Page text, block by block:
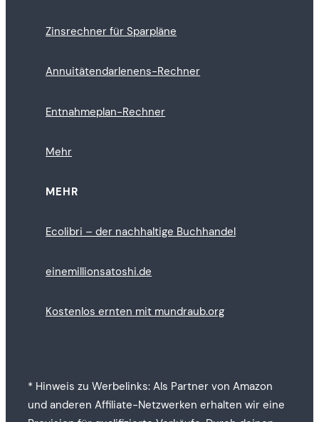
Zinsrechner für Sparpläne
Annuitätendarlenens-Rechner
Entnahmeplan-Rechner
Mehr
MEHR
Ecolibri – der nachhaltige Buchhandel
einemillionsatoshi.de
Kostenlos ernten mit mundraub.org
* Hinweis zu Werbelinks: Als Partner von Amazon
und anderen Affiliate-Netzwerken erhalten wir eine